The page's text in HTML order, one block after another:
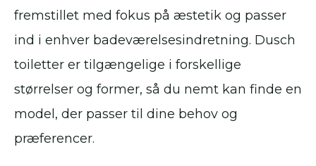
fremstillet med fokus på æstetik og passer
ind i enhver badeværelsesindretning. Dusch
toiletter er tilgængelige i forskellige
størrelser og former, så du nemt kan finde en
model, der passer til dine behov og
præferencer.